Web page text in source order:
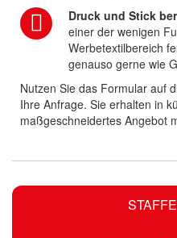
Druck und Stick
einer der wenigen
Werbetextilbereich
genauso gerne wie
Nutzen Sie das Formular auf
Ihre Anfrage. Sie erhalten in
maßgeschneidertes Angebot